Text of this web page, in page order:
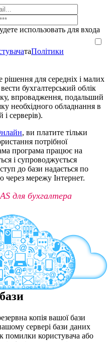
использовать для входа
таПолітики
для середніх і малих
бухгалтерський облік
впровадження, подальший
необхідного обладнання в
серверів).
, ви платите тільки
потрібної
програма працює на
і супроводжується
до бази надається по
через мережу Інтернет.
для бухгалтера
копія вашої бази
сервері бази даних
помилки користувача або